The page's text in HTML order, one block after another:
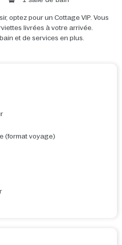
optez pour un Cottage VIP. Vous
livrées à votre arrivée.
et de services en plus.
(format voyage)